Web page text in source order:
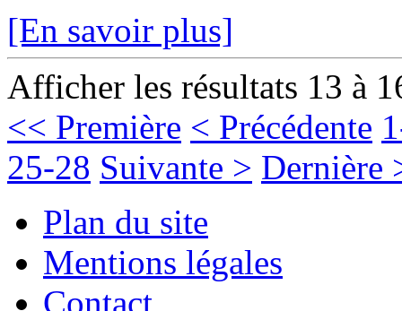
[En savoir plus]
Afficher les résultats 13 à
<< Première < Précédente
25-28 Suivante > Dernière
Plan du site
Mentions légales
Contact